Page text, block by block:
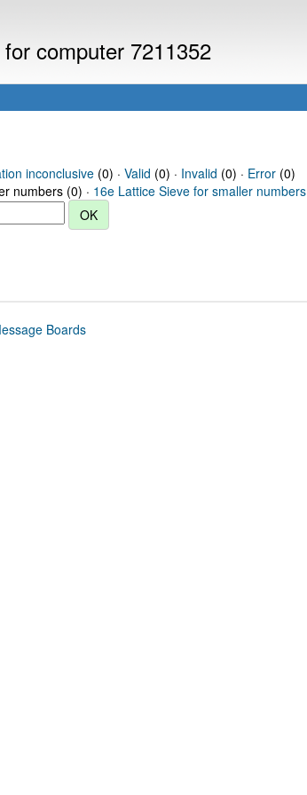
computer 7211352
inconclusive(0) · Valid (0) · Invalid (0) · Error(0)
numbers (0) · 16e Lattice Sieve for smaller numbers
Boards